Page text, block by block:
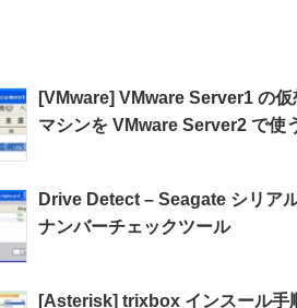
[VMware] VMware Server1 の仮
マシンを VMware Server2 で使
Drive Detect – Seagate シリア
ナンバーチェックツール
[Asterisk] trixbox インスール手